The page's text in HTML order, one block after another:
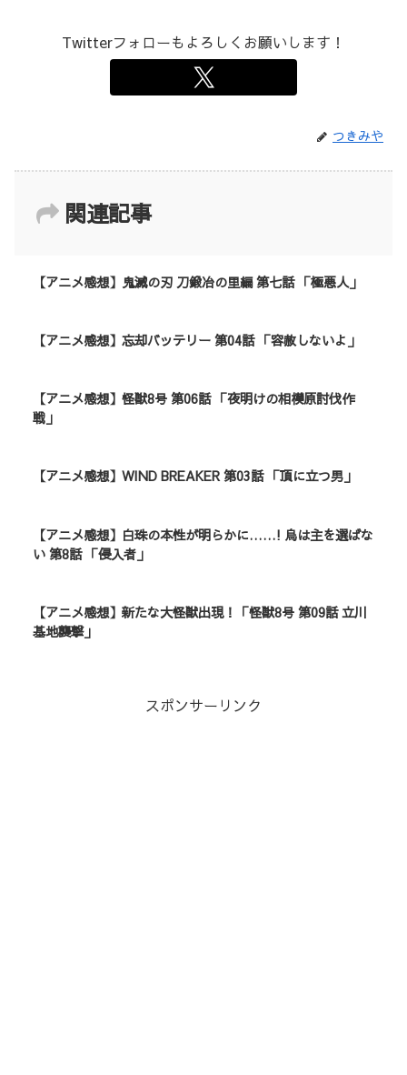
Twitterフォローもよろしくお願いします！
つきみや
関連記事
【アニメ感想】鬼滅の刃 刀鍛冶の里編 第七話 「極悪人」
【アニメ感想】忘却バッテリー 第04話 「容赦しないよ」
【アニメ感想】怪獣8号 第06話 「夜明けの相模原討伐作
戦」
【アニメ感想】WIND BREAKER 第03話 「頂に立つ男」
【アニメ感想】白珠の本性が明らかに……! 烏は主を選ばな
い 第8話 「侵入者」
【アニメ感想】新たな大怪獣出現！「怪獣8号 第09話 立川
基地襲撃」
スポンサーリンク